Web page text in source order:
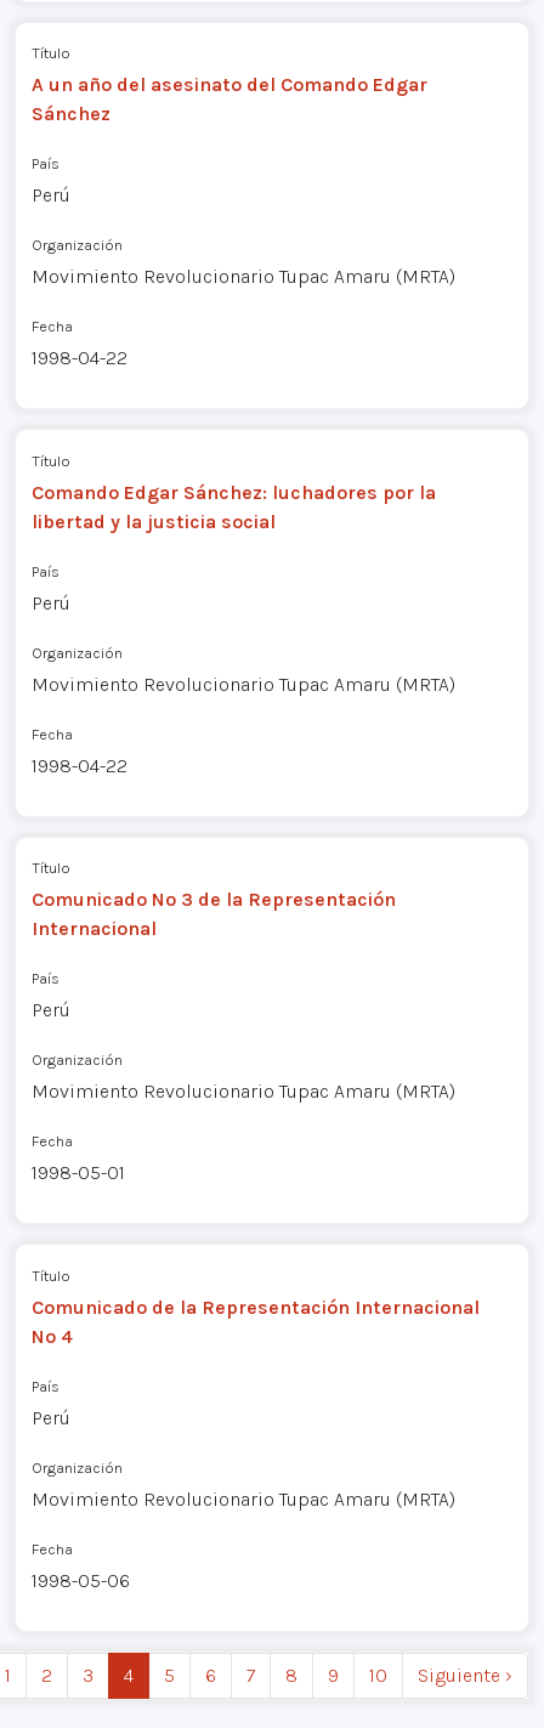
Título
A un año del asesinato del Comando Edgar
Sánchez
País
Perú
Organización
Movimiento Revolucionario Tupac Amaru (MRTA)
Fecha
1998-04-22
Título
Comando Edgar Sánchez: luchadores por la
libertad y la justicia social
País
Perú
Organización
Movimiento Revolucionario Tupac Amaru (MRTA)
Fecha
1998-04-22
Título
Comunicado Nº 3 de la Representación
Internacional
País
Perú
Organización
Movimiento Revolucionario Tupac Amaru (MRTA)
Fecha
1998-05-01
Título
Comunicado de la Representación Internacional
Nº 4
País
Perú
Organización
Movimiento Revolucionario Tupac Amaru (MRTA)
Fecha
1998-05-06
1 2 3 4 5 6 7 8 9 10 Siguiente ›